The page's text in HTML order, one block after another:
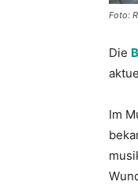
Foto:
Die
Im